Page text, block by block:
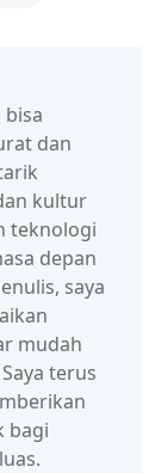
bisa
dan
kultur
teknologi
depan
saya
mudah
terus
bagi